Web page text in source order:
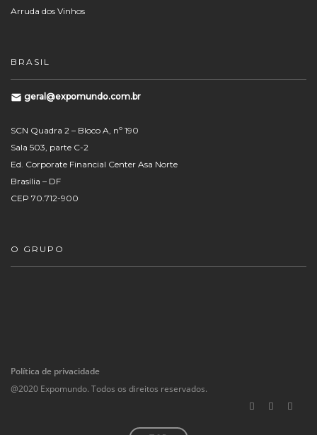
Arruda dos Vinhos
BRASIL
geral@expomundo.com.br
SCN Quadra 2 – Bloco A, nº 190
Sala 503, parte C-2
Ed. Corporate Financial Center Asa Norte
Brasília – DF
CEP 70.712-900
O GRUPO
Política de privacidade
@2020 Expomundo. Todos os direitos reservados.